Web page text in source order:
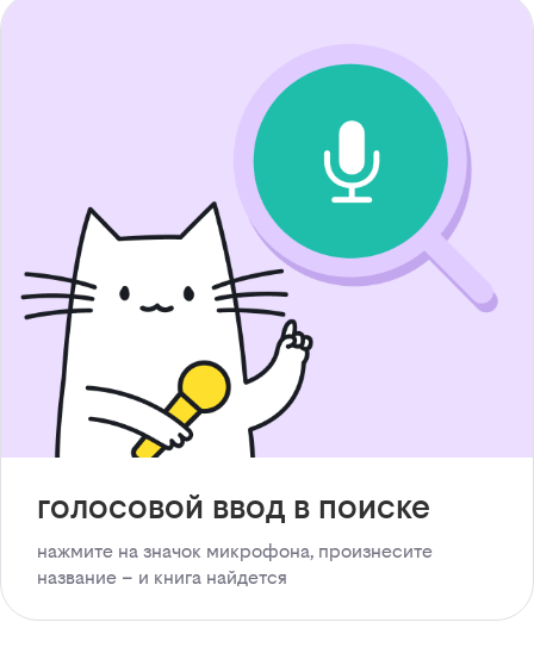
голосовой ввод в поиске
нажмите на значок микрофона, произнесите
название – и книга найдется